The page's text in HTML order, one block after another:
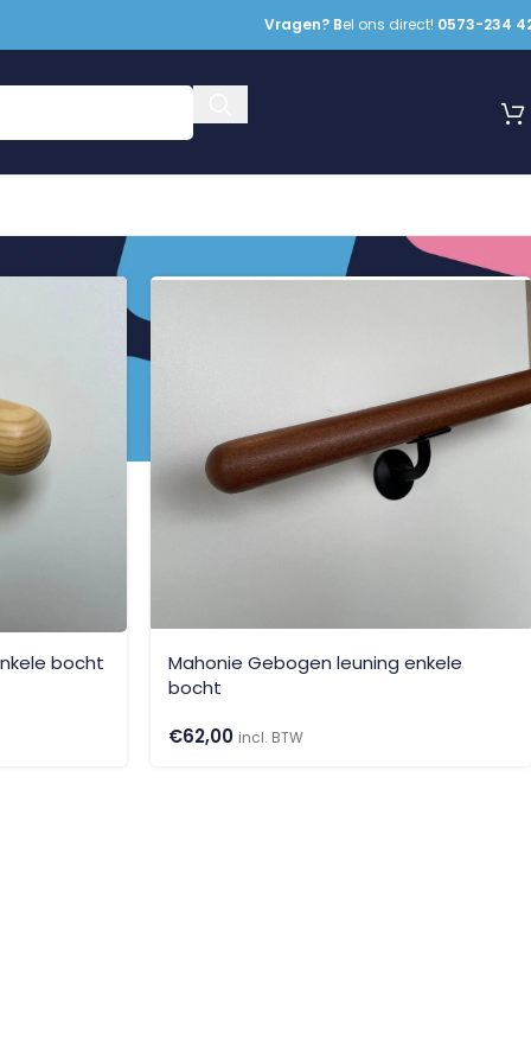
Vragen? Bel ons direct! 0573-234
bocht
Mahonie Gebogen leuning enkele
bocht
€62,00 incl. BTW